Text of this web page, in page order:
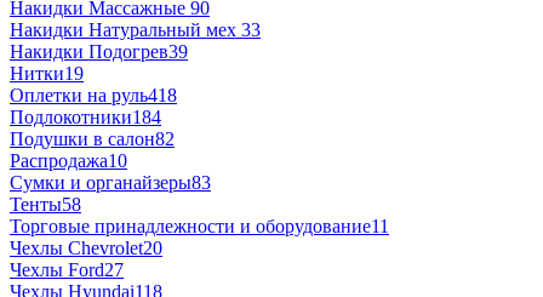
Накидки Массажные 90
Накидки Натуральный мех 33
Накидки Подогрев39
Нитки19
Оплетки на руль418
Подлокотники184
Подушки в салон82
Распродажа10
Сумки и органайзеры83
Тенты58
Торговые принадлежности и оборудование11
Чехлы Chevrolet20
Чехлы Ford27
Чехлы Hyundai118